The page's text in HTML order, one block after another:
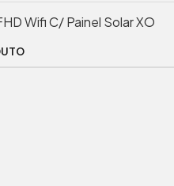
Wifi C/ Painel Solar XO